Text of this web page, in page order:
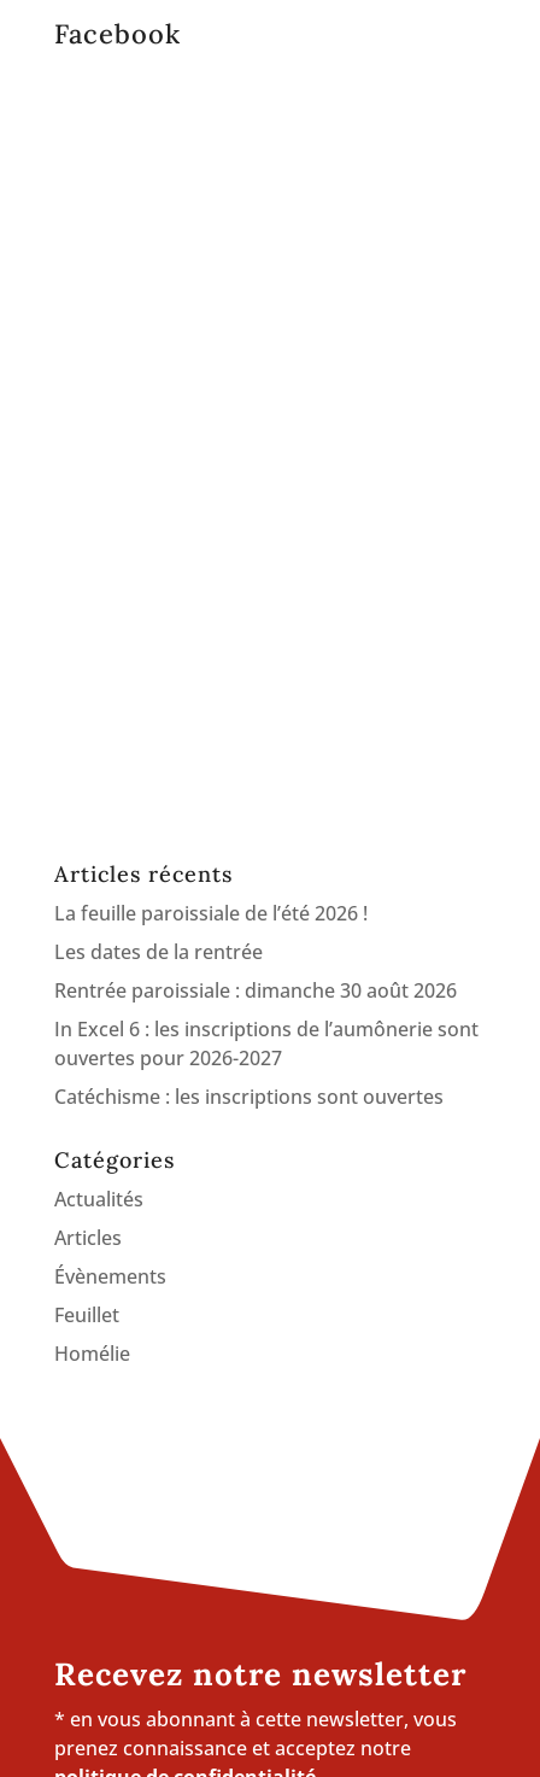
Facebook
Articles récents
La feuille paroissiale de l’été 2026 !
Les dates de la rentrée
Rentrée paroissiale : dimanche 30 août 2026
In Excel 6 : les inscriptions de l’aumônerie sont
ouvertes pour 2026-2027
Catéchisme : les inscriptions sont ouvertes
Catégories
Actualités
Articles
Évènements
Feuillet
Homélie
Recevez notre newsletter
* en vous abonnant à cette newsletter, vous
prenez connaissance et acceptez notre